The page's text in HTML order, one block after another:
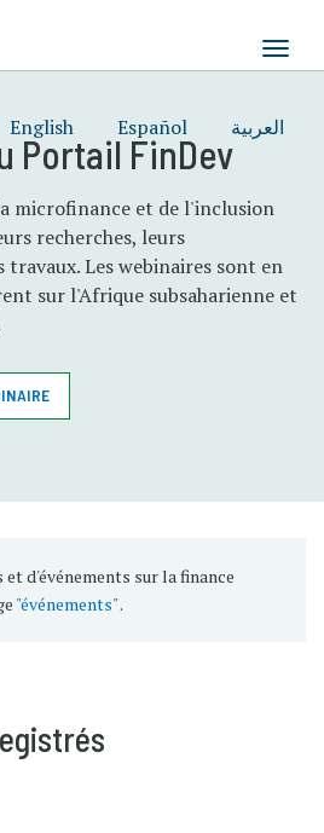
principal
English Español العربية
Portail FinDev
microfinance et de l'inclusion
recherches, leurs
Les webinaires sont en
sur l'Afrique subsaharienne et
d'événements sur la finance
"événements".